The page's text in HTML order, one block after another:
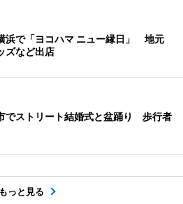
浜で「ヨコハマ ニュー縁日」 地元
ズなど出店
でストリート結婚式と盆踊り 歩行者
もっと見る